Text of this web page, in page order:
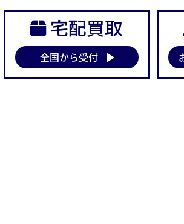
宅配買取
全国から受付